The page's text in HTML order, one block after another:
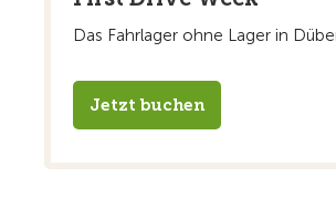
Das Fahrlager ohne Lager in
Jetzt buchen